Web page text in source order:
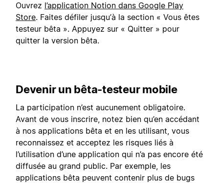
Ouvrez l’application Notion dans Google Play
Store. Faites défiler jusqu’à la section « Vous êtes
testeur bêta ». Appuyez sur « Quitter » pour
quitter la version bêta.
Devenir un bêta-testeur mobile
La participation n’est aucunement obligatoire.
Avant de vous inscrire, notez bien qu’en accédant
à nos applications bêta et en les utilisant, vous
reconnaissez et acceptez les risques liés à
l’utilisation d’une application qui n’a pas encore été
diffusée au grand public. Par exemple, les
applications bêta peuvent contenir plus de bugs